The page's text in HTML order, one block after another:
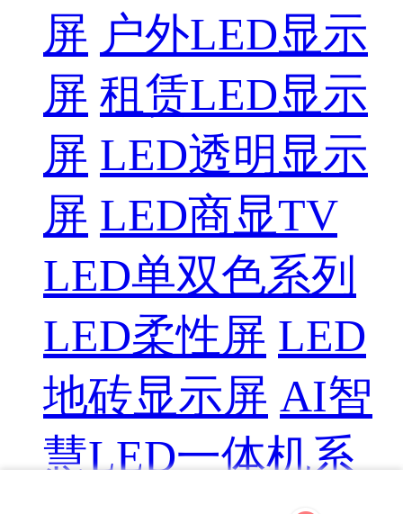
屏 户外LED显示
屏 租赁LED显示
屏 LED透明显示
屏 LED商显TV
LED单双色系列
LED柔性屏 LED
地砖显示屏 AI智
慧LED一体机系